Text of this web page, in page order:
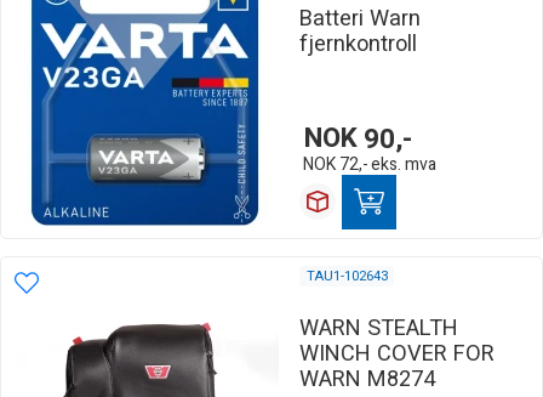
Batteri Warn
fjernkontroll
NOK90,-
NOK 72,-eks. mva
TAU1-102643
WARN STEALTH
WINCH COVER FOR
WARN M8274